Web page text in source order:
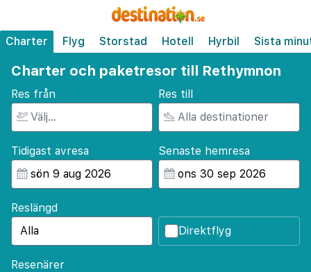
Charter Flyg Storstad Hotell Hyrbil Sista
Charter och paketresor till Rethymnon
Res från Res till
Tidigast avresa Senaste hemresa
Reslängd
Direktflyg
Resenärer